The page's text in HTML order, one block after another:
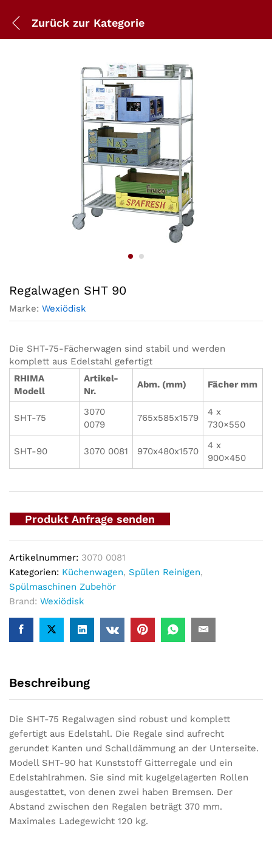
Zurück zur Kategorie
Regalwagen SHT 90
Marke: Wexiödisk
Die SHT-75-Fächerwagen sind stabil und werden
komplett aus Edelstahl gefertigt
RHIMA
Modell
Artikel-
Nr.
Abm. (mm) Fächer mm
SHT-75
3070
0079
765x585x1579
4 x
730×550
SHT-90 3070 0081 970x480x1570
4 x
900×450
Produkt Anfrage senden
Artikelnummer: 3070 0081
Kategorien: Küchenwagen, Spülen Reinigen,
Spülmaschinen Zubehör
Brand: Wexiödisk
Beschreibung
Die SHT-75 Regalwagen sind robust und komplett
gefertigt aus Edelstahl. Die Regale sind aufrecht
gerundet Kanten und Schalldämmung an der Unterseite.
Modell SHT-90 hat Kunststoff Gitterregale und ein
Edelstahlrahmen. Sie sind mit kugelgelagerten Rollen
ausgestattet, von denen zwei haben Bremsen. Der
Abstand zwischen den Regalen beträgt 370 mm.
Maximales Ladegewicht 120 kg.